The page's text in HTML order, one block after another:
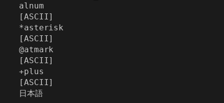
alnum
[ASCII]
*asterisk
[ASCII]
@atmark
[ASCII]
+plus
[ASCII]
日本語